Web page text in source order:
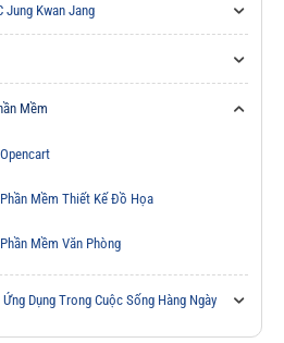
Jung Kwan Jang
Mềm
Opencart
Phần Mềm Thiết Kế Đồ Họa
Phần Mềm Văn Phòng
Dụng Trong Cuộc Sống Hàng Ngày